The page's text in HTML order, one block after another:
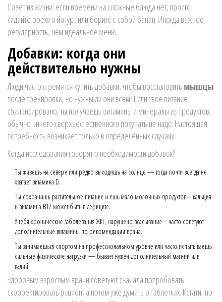
Совет из жизни: если времени на сложные блюда нет, просто
кидайте орехи в йогурт или берите с собой банан. Иногда важнее
регулярность, чем идеальное меню.
Добавки: когда они
действительно нужны
Люди часто стремятся купить добавки, чтобы восстановить мышцы
после тренировки, но нужны ли они всем? Если твое питание
сбалансировано, ты получаешь витамины и минералы из продуктов,
обычно ничего сверхъестественного покупать не надо. Настоящая
потребность возникает только в определённых случаях.
Когда исследования говорят о необходимости добавок?
Ты живёшь на севере или редко выходишь на солнце — тогда почти всегда не
хватает витамина D.
Ты сохранишь растительное питание и ешь мало молочных продуктов – кальция
и витамина B12 может быть в дефиците.
У тебя хронические заболевания ЖКТ, нарушено всасывание – часто советуют
дополнительные витамины по рекомендации врача.
Ты занимаешься спортом на профессиональном уровне или часто испытываешь
сильные физические нагрузки — бывает нужен дополнительный магний или
калий.
Здоровым взрослым врачи советуют сначала попробовать
скорректировать рацион, а потом уже думать о таблетках. Кстати, по